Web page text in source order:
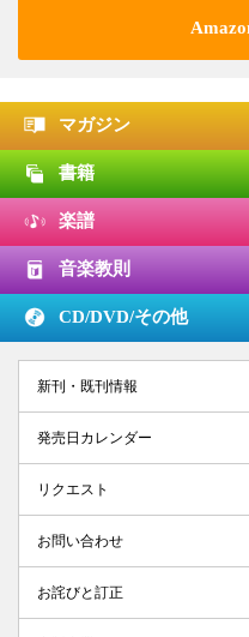
マガジン
書籍
楽譜
音楽教則
CD/DVD/その他
新刊・既刊情報
発売日カレンダー
リクエスト
お問い合わせ
お詫びと訂正